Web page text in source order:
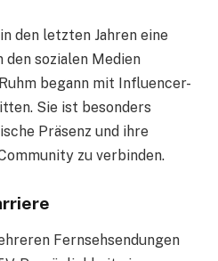
den letzten Jahren eine
sozialen Medien
begann mit Influencer-
Sie ist besonders
Präsenz und ihre
zu verbinden.
Fernsehsendungen